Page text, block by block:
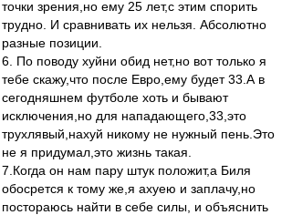
точки зрения,но ему 25 лет,с этим спорить
трудно. И сравнивать их нельзя. Абсолютно
разные позиции.
6. По поводу хуйни обид нет,но вот только я
тебе скажу,что после Евро,ему будет 33.А в
сегодняшнем футболе хоть и бывают
исключения,но для нападающего,33,это
трухлявый,нахуй никому не нужный пень.Это
не я придумал,это жизнь такая.
7.Когда он нам пару штук положит,а Биля
обосрется к тому же,я ахуею и заплачу,но
постораюсь найти в себе силы, и объяснить